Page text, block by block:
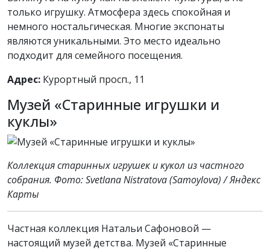
только игрушку. Атмосфера здесь спокойная и
немного ностальгическая. Многие экспонаты
являются уникальными. Это место идеально
подходит для семейного посещения.
Адрес: Курортный просп., 11
Музей «Старинные игрушки и
куклы»
Коллекция старинных игрушек и кукол из частного
собрания. Фото: Svetlana Nistratova (Samoylova) / Яндекс
Карты
Частная коллекция Натальи Сафоновой —
настоящий музей детства. Музей «Старинные